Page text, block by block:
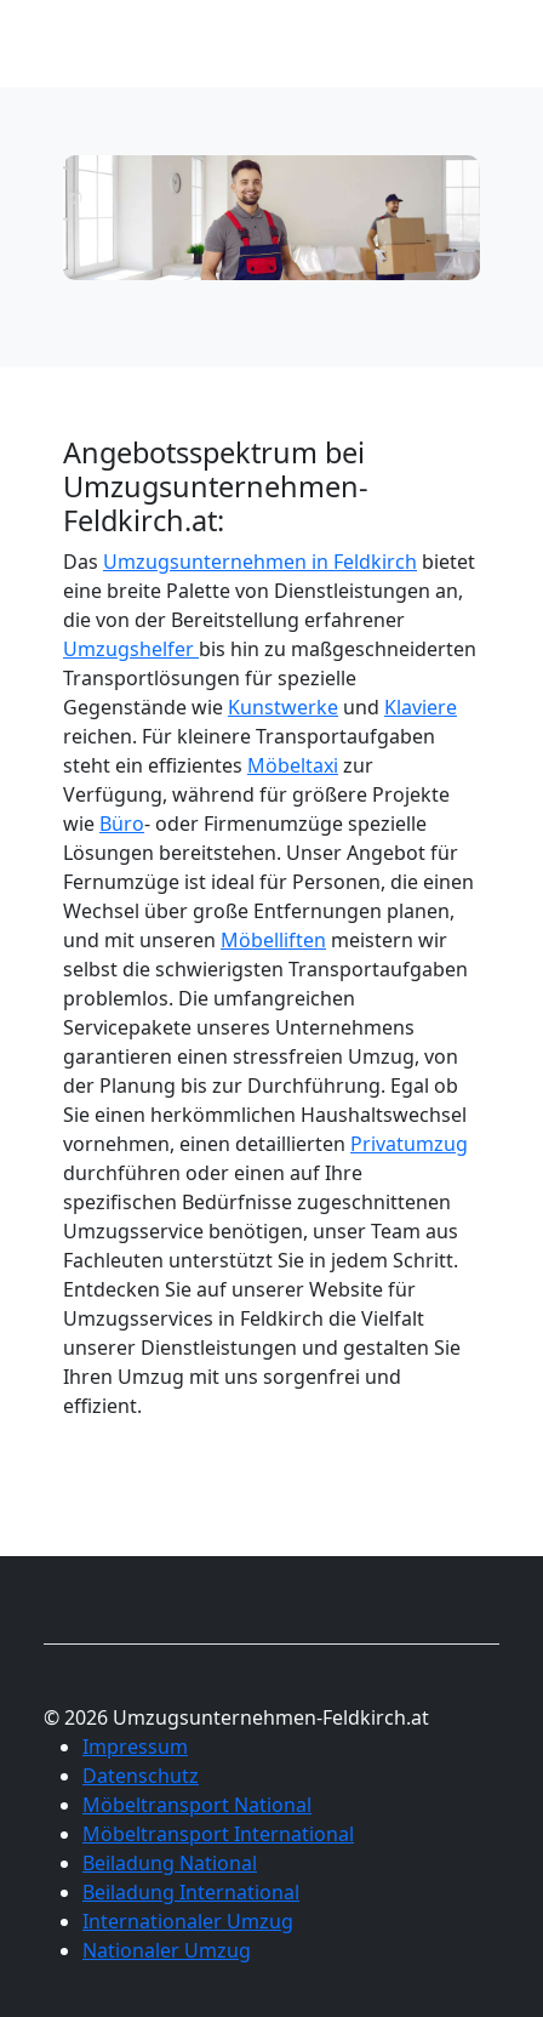
Angebotsspektrum bei
Umzugsunternehmen-
Feldkirch.at:
Das Umzugsunternehmen in Feldkirch bietet
eine breite Palette von Dienstleistungen an,
die von der Bereitstellung erfahrener
Umzugshelfer bis hin zu maßgeschneiderten
Transportlösungen für spezielle
Gegenstände wie Kunstwerke und Klaviere
reichen. Für kleinere Transportaufgaben
steht ein effizientes Möbeltaxi zur
Verfügung, während für größere Projekte
wie Büro- oder Firmenumzüge spezielle
Lösungen bereitstehen. Unser Angebot für
Fernumzüge ist ideal für Personen, die einen
Wechsel über große Entfernungen planen,
und mit unseren Möbelliften meistern wir
selbst die schwierigsten Transportaufgaben
problemlos. Die umfangreichen
Servicepakete unseres Unternehmens
garantieren einen stressfreien Umzug, von
der Planung bis zur Durchführung. Egal ob
Sie einen herkömmlichen Haushaltswechsel
vornehmen, einen detaillierten Privatumzug
durchführen oder einen auf Ihre
spezifischen Bedürfnisse zugeschnittenen
Umzugsservice benötigen, unser Team aus
Fachleuten unterstützt Sie in jedem Schritt.
Entdecken Sie auf unserer Website für
Umzugsservices in Feldkirch die Vielfalt
unserer Dienstleistungen und gestalten Sie
Ihren Umzug mit uns sorgenfrei und
effizient.
© 2026 Umzugsunternehmen-Feldkirch.at
Impressum
Datenschutz
Möbeltransport National
Möbeltransport International
Beiladung National
Beiladung International
Internationaler Umzug
Nationaler Umzug